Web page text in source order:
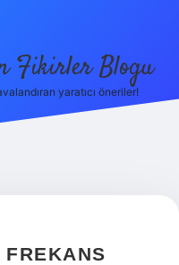
Fikirler Blogu
yaratıcı öneriler!